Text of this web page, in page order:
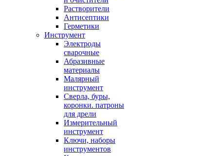
Растворители
Антисептики
Герметики
Инструмент
Электроды
сварочные
Абразивные
материалы
Малярный
инструмент
Сверла, буры,
коронки. патроны
для дрели
Измерительный
инструмент
Ключи, наборы
инструментов